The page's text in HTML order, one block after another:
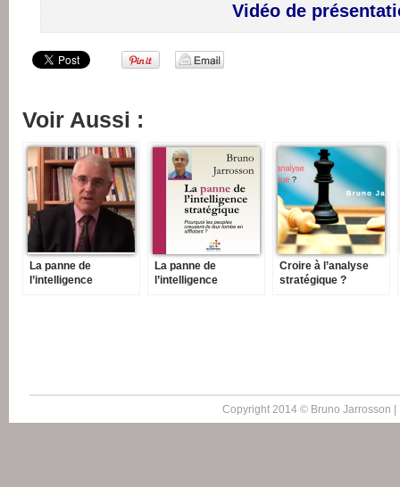
Vidéo de
Voir Aussi :
La panne de
l’intelligence
La panne de
l’intelligence
Croire à l’analyse
stratégique ?
Copyright 2014 © Bruno Jarrosson |